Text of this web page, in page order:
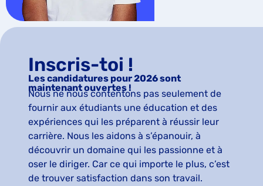
Inscris-toi !
Les candidatures pour 2026 sont
maintenant ouvertes !
Nous ne nous contentons pas seulement de
fournir aux étudiants une éducation et des
expériences qui les préparent à réussir leur
carrière. Nous les aidons à s’épanouir, à
découvrir un domaine qui les passionne et à
oser le diriger. Car ce qui importe le plus, c’est
de trouver satisfaction dans son travail.